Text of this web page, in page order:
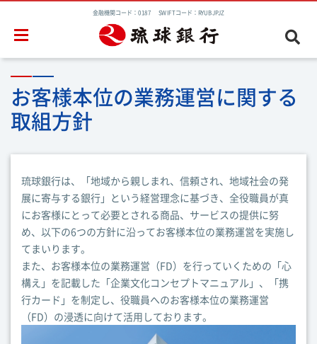
金融機関コード：0187 SWIFTコード：RYUBJPJZ
お客様本位の業務運営に関する
取組方針
琉球銀行は、「地域から親しまれ、信頼され、地域社会の発
展に寄与する銀行」という経営理念に基づき、全役職員が真
にお客様にとって必要とされる商品、サービスの提供に努
め、以下の6つの方針に沿ってお客様本位の業務運営を実施し
てまいります。
また、お客様本位の業務運営（FD）を行っていくための「心
構え」を記載した「企業文化コンセプトマニュアル」、「携
行カード」を制定し、役職員へのお客様本位の業務運営
（FD）の浸透に向けて活用しております。